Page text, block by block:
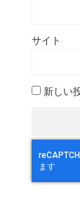
サイト
新しい